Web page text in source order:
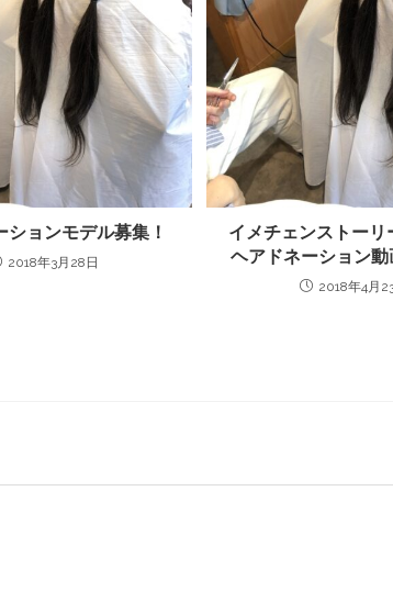
ションモデル募集！
2018年3月28日
イメチェンストーリ
ヘアドネーション
2018年4月